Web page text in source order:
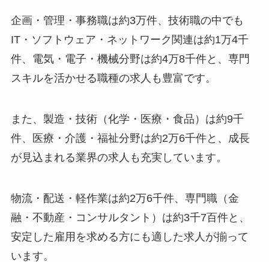
企画・管理・事務職は約3万件、技術職の中でも
IT・ソフトウェア・ネットワーク関連は約1万4千
件、電気・電子・機械分野は約4万8千件と、専門
スキルを活かせる職種の求人も豊富です。
また、製造・技術（化学・医療・食品）は約9千
件、医療・介護・福祉分野は約2万6千件と、成長
が見込まれる業界の求人も充実しています。
物流・配送・軽作業は約2万6千件、専門職（金
融・不動産・コンサルタント）は約3千7百件と、
安定した雇用を求める方にも適した求人が揃って
います。